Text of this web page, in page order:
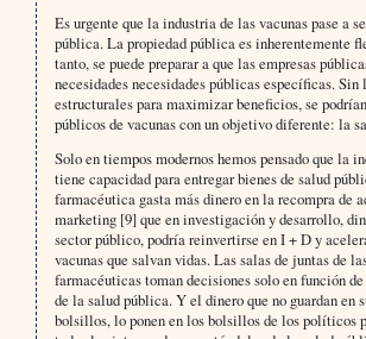
Es urgente que la industria de las vacunas pase a
pública. La propiedad pública es inherentemente
tanto, se puede preparar a que las empresas
necesidades necesidades públicas específicas.
estructurales para maximizar beneficios, se
públicos de vacunas con un objetivo diferente: la
Solo en tiempos modernos hemos pensado que la
tiene capacidad para entregar bienes de salud
farmacéutica gasta más dinero en la recompra de
marketing [9] que en investigación y desarrollo,
sector público, podría reinvertirse en I + D y
vacunas que salvan vidas. Las salas de juntas de
farmacéuticas toman decisiones solo en función
de la salud pública. Y el dinero que no guardan en
bolsillos, lo ponen en los bolsillos de los políticos